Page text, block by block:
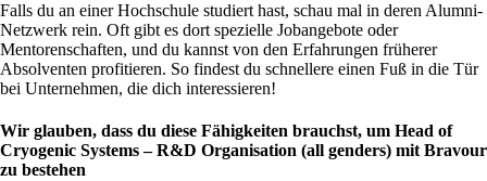
Falls du an einer Hochschule studiert hast, schau mal in deren Alumni-
Netzwerk rein. Oft gibt es dort spezielle Jobangebote oder
Mentorenschaften, und du kannst von den Erfahrungen früherer
Absolventen profitieren. So findest du schnellere einen Fuß in die Tür
bei Unternehmen, die dich interessieren!
Wir glauben, dass du diese Fähigkeiten brauchst, um Head of
Cryogenic Systems – R&D Organisation (all genders) mit Bravour
zu bestehen